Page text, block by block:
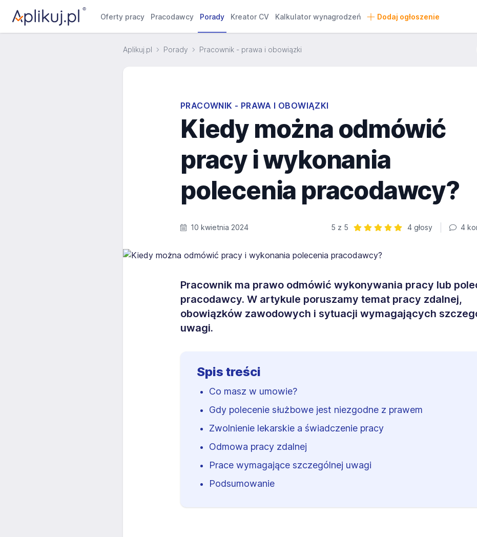
Oferty pracy Pracodawcy Porady Kreator CV Kalkulator wynagrodzeń Dodaj ogłoszenie
Aplikuj.pl Porady Pracownik - prawa i obowiązki
PRACOWNIK - PRAWA I OBOWIĄZKI
Kiedy można odmówić
pracy i wykonania
polecenia pracodawcy?
10 kwietnia 2024
5 z 5
4 głosy 4
Pracownik ma prawo odmówić wykonywania pracy lub
pracodawcy. W artykule poruszamy temat pracy zdalnej,
obowiązków zawodowych i sytuacji wymagających
uwagi.
Spis treści
Co masz w umowie?
Gdy polecenie służbowe jest niezgodne z prawem
Zwolnienie lekarskie a świadczenie pracy
Odmowa pracy zdalnej
Prace wymagające szczególnej uwagi
Podsumowanie